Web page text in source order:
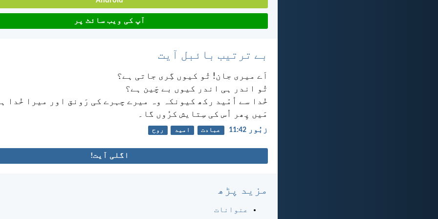
آپ کی ویب سائٹ پر
بے ترتیب بائبل آیت
اَے میری جان! تُو کیوں گِری جاتی ہے؟
تُو اندر ہی اندر کیوں بے چَین ہے؟
خُدا سے اُمّید رکھ کیونکہ وہ میرے چہرے کی رَونق اور میرا خُدا
مَیں پِھر اُس کی سِتایش کرُوں گا۔
زبُور 42:‏11 عبادت امید روح
اگلی آیت!
مزید پڑھ
عنوانات